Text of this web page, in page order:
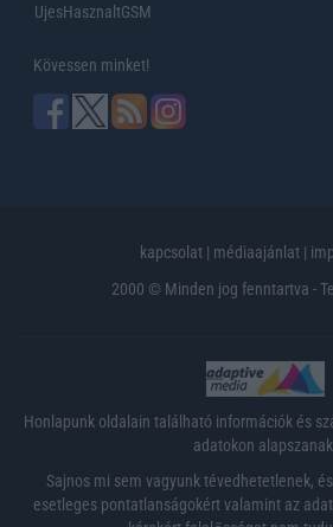
UjesHasznaltGSM
Kövessen minket!
kapcsolat | médiaajánlat |
2000 © Minden jog fenntartva -
Honlapunk oldalain található információk és
adatokon alapszanak.
Sajnos mi sem vagyunk tévedhetetlenek,
esetleges pontatlanságokért valamint az